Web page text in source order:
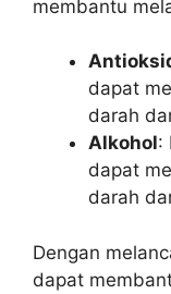
membantu
dapat
darah
Alkohol:
dapat
darah
Dengan
dapat